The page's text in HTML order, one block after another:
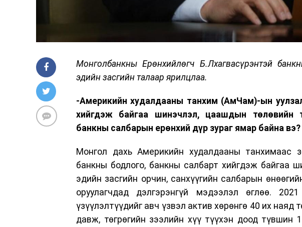
Монголбанкны Ерөнхийлөгч Б.Лхагвасүрэнтэй
эдийн засгийн талаар ярилцлаа.
-Америкийн худалдааны танхим (АмЧам)-ын
хийгдэж байгаа шинэчлэл, цаашдын төлөвийн
банкны салбарын ерөнхий дүр зураг ямар байна вэ?
Монгол дахь Америкийн худалдааны танхимаас
банкны бодлого, банкны салбарт хийгдэж байгаа
эдийн засгийн орчин, санхүүгийн салбарын
оруулагчдад дэлгэрэнгүй мэдээлэл өглөө.
үзүүлэлтүүдийг авч үзвэл актив хөрөнгө 40 их наяд
давж, төгрөгийн зээлийн хүү түүхэн доод түвшин